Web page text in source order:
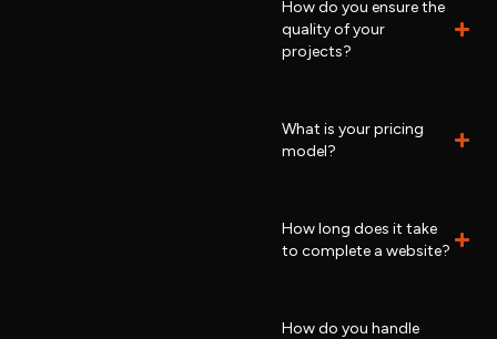
How do you ensure the
quality of your
projects?
What is your pricing
model?
How long does it take
to complete a website?
How do you handle